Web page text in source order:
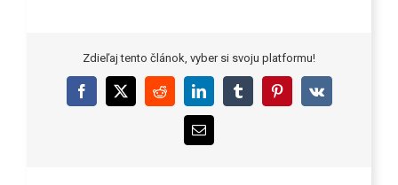
Zdieľaj tento článok, vyber si svoju platformu!
Facebook
X RedditLinkedInTumblrPinterest
Vk
Email